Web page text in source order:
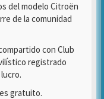
del modelo Citroën
de la comunidad
con Club
registrado
gratuito.